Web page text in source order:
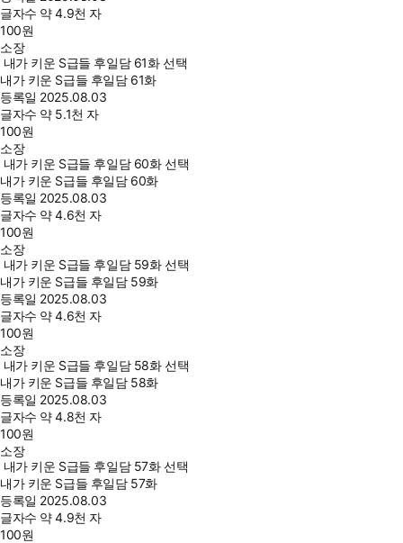
글자수 약 4.9천 자
100원
소장
내가 키운 S급들 후일담 61화 선택
내가 키운 S급들 후일담 61화
등록일 2025.08.03
글자수 약 5.1천 자
100원
소장
내가 키운 S급들 후일담 60화 선택
내가 키운 S급들 후일담 60화
등록일 2025.08.03
글자수 약 4.6천 자
100원
소장
내가 키운 S급들 후일담 59화 선택
내가 키운 S급들 후일담 59화
등록일 2025.08.03
글자수 약 4.6천 자
100원
소장
내가 키운 S급들 후일담 58화 선택
내가 키운 S급들 후일담 58화
등록일 2025.08.03
글자수 약 4.8천 자
100원
소장
내가 키운 S급들 후일담 57화 선택
내가 키운 S급들 후일담 57화
등록일 2025.08.03
글자수 약 4.9천 자
100원